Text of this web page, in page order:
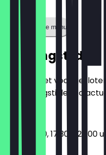
Toon volledige menu
Openingstijden
Zodat je niet voor
de openingstijden zo
11:30 - 14:30, 17:30 - 23:00